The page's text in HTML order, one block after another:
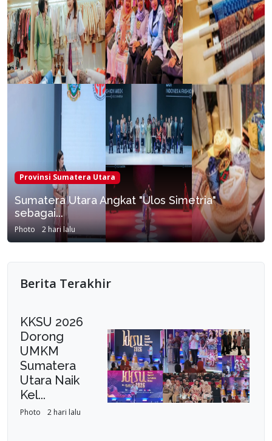
Provinsi Sumatera Utara
Sumatera Utara Angkat "Ulos Simetria"
sebagai...
Photo 2 hari lalu
Berita Terakhir
KKSU 2026
Dorong
UMKM
Sumatera
Utara Naik
Kel...
Photo 2 hari lalu